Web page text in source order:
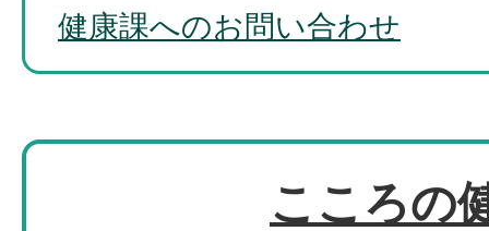
健康課へのお問い合わせ
こころの